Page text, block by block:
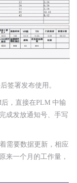
签署发布使用。
，直接在PLM 中输
成发放通知号、手写
需要数据更新，相应
来一个月的工作量，